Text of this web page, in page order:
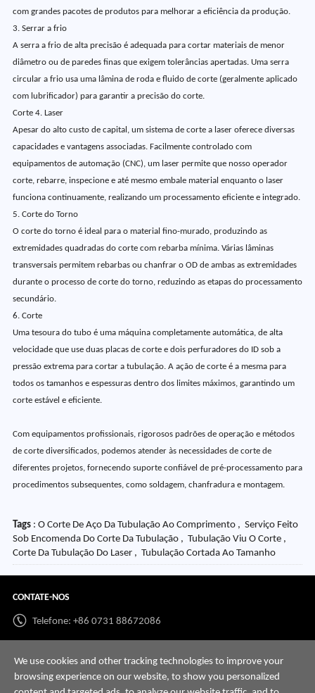
com grandes pacotes de produtos para melhorar a eficiência da produção.
3. Serrar a frio
A serra a frio de alta precisão é adequada para cortar materiais de menor
diâmetro ou de paredes finas que exigem tolerâncias apertadas. Uma serra
circular a frio usa uma lâmina de roda e fluido de corte (geralmente aplicado
com lubrificador) para garantir a precisão do corte.
Corte 4. Laser
Apesar do alto custo de capital, um sistema de corte a laser oferece diversas
capacidades e vantagens associadas. Facilmente controlado com
equipamentos de automação (CNC), um laser permite que nosso operador
corte, rebarre, inspecione e até mesmo embale material enquanto o laser
funciona continuamente, realizando um processamento eficiente e integrado.
5. Corte do Torno
O corte do torno é ideal para o material fino-murado, produzindo as
extremidades quadradas do corte com rebarba mínima. Várias lâminas
transversais permitem rebarbas ou chanfrar o OD de ambas as extremidades
durante o processo de corte do torno, reduzindo as etapas do processamento
secundário.
6. Corte
Uma tesoura do tubo é uma máquina completamente automática, de alta
velocidade que use duas placas de corte e dois perfuradores do ID sob a
pressão extrema para cortar a tubulação. A ação de corte é a mesma para
todos os tamanhos e espessuras dentro dos limites máximos, garantindo um
corte estável e eficiente.
Com equipamentos profissionais, rigorosos padrões de operação e métodos
de corte diversificados, podemos atender às necessidades de corte de
diferentes projetos, fornecendo suporte confiável de pré-processamento para
procedimentos subsequentes, como soldagem, chanfradura e montagem.
Tags: O Corte De Aço Da Tubulação Ao Comprimento , Serviço Feito
Sob Encomenda Do Corte Da Tubulação , Tubulação Viu O Corte ,
Corte Da Tubulação Do Laser , Tubulação Cortada Ao Tamanho
CONTATE-NOS
Telefone: +86 0731 88672086
E-mail:info@hnssd.com
We use cookies and other tracking technologies to improve your
browsing experience on our website, to show you personalized